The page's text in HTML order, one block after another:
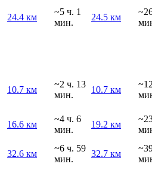
24.4 км
~5 ч. 1
мин.
24.5 км
10.7 км
~2 ч. 13
мин.
10.7 км
16.6 км
~4 ч. 6
мин.
19.2 км
32.6 км
~6 ч. 59
мин.
32.7 км